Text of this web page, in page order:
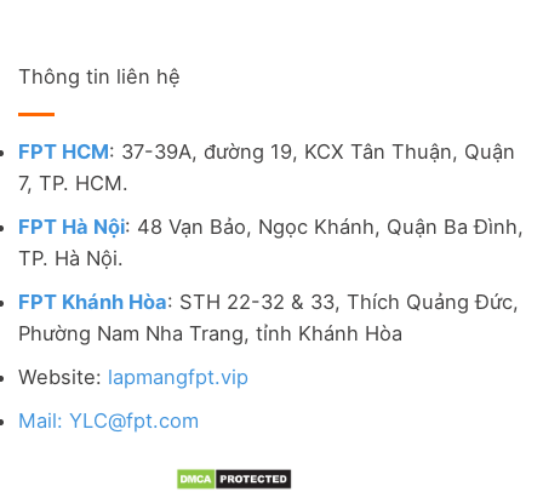
Thông tin liên hệ
FPT HCM: 37-39A, đường 19, KCX Tân Thuận, Quận
7, TP. HCM.
FPT Hà Nội: 48 Vạn Bảo, Ngọc Khánh, Quận Ba Đình,
TP. Hà Nội.
FPT Khánh Hòa: STH 22-32 & 33, Thích Quảng Đức,
Phường Nam Nha Trang, tỉnh Khánh Hòa
Website: lapmangfpt.vip
Mail: YLC@fpt.com